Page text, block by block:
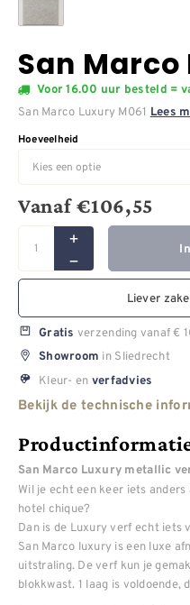
San Marco
Voor 16.00 uur besteld =
San Marco Luxury M061 Lees
Hoeveelheid
Vanaf€106,55
Liever
Gratis verzending vanaf €
Showroom in Sliedrecht
Kleur- en verfadvies
Bekijk de technische
San Marco Luxury metallic
Wil je echt een keer iets
hotel chique?
Dan is de Luxury verf echt iets
San Marco luxury is een luxe
uitstraling. De verf kun je
blokkwast. 1 laag is voldoende,